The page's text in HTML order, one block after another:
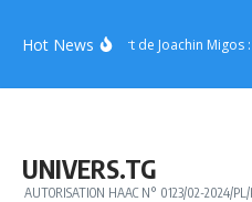
Hot NewsConcert de Joachin Migos :
UNIVERS.TG
AUTORISATION HAAC N° 0123/02-2024/PL/